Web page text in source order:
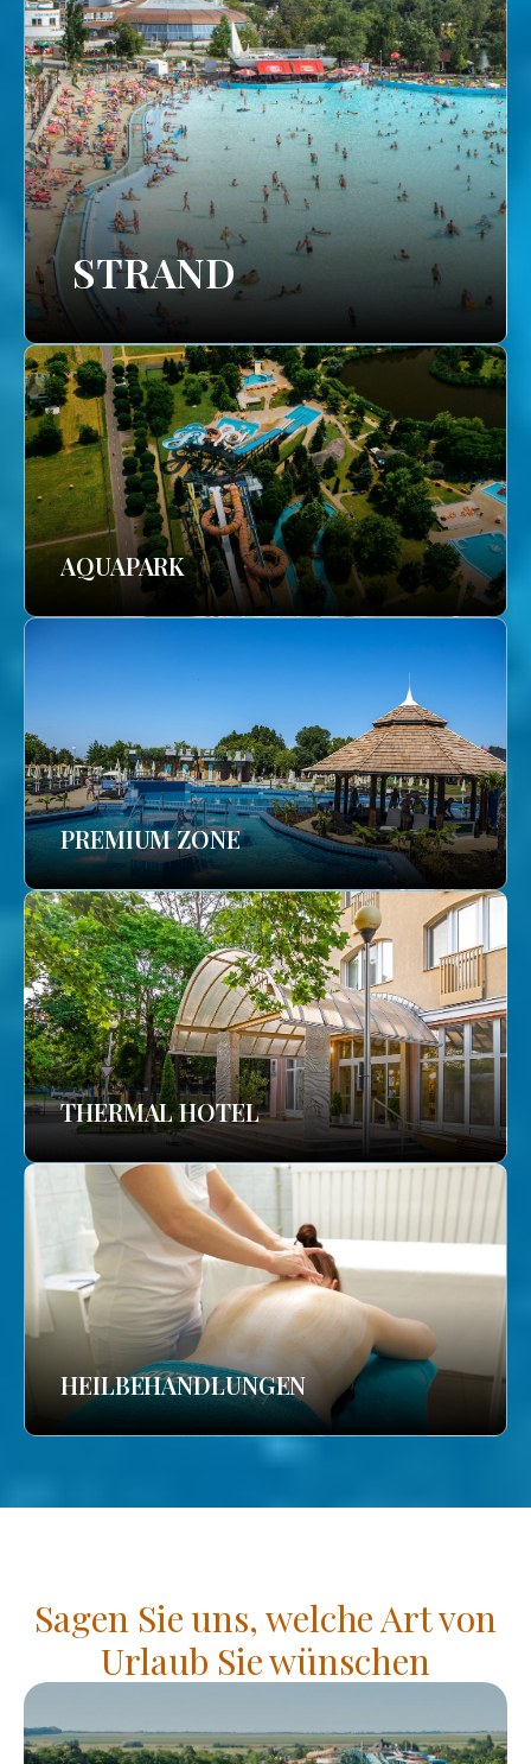
STRAND
AQUAPARK
PREMIUM ZONE
THERMAL HOTEL
HEILBEHANDLUNGEN
Sagen Sie uns, welche Art von
Urlaub Sie wünschen